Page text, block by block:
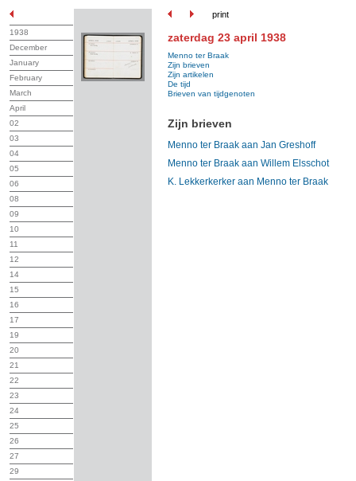
print
1938
December
January
February
March
April
02
03
04
05
06
08
09
10
11
12
14
15
16
17
19
20
21
22
23
24
25
26
27
29
zaterdag 23 april 1938
Menno ter Braak
Zijn brieven
Zijn artikelen
De tijd
Brieven van tijdgenoten
Zijn brieven
Menno ter Braak aan Jan Greshoff
Menno ter Braak aan Willem Elsschot
K. Lekkerkerker aan Menno ter Braak